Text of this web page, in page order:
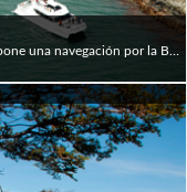
Esta excursión parte desde el Muelle Turístico y propone una navegación por la Bahía de Ushuaia y el Canal Beagle para contemplar la ciudad de Ushuaia, en una de sus mejores postales. Esta ciudad ofrece una combinación única de montañas, mar y bosques. Se observarán también los cerros Olivia y Cinco Hermanos, las Estancias Fique y Túnel. La navegación nos acerca al Faro Les Eclaireurs donde se puede observar una colonia de cormoranes. En el camino de regreso se podrá fotografiar la Isla de los Lobos -para disfrutar de este atractivo mamífero marino- y la Isla Despard, hábitat natural de cormoranes imperiales. Durante el trayecto se observan diferentes especies de aves, entre ellas petrel, albatros, skua, gaviotín sudamericano y gaviotas cocineras.